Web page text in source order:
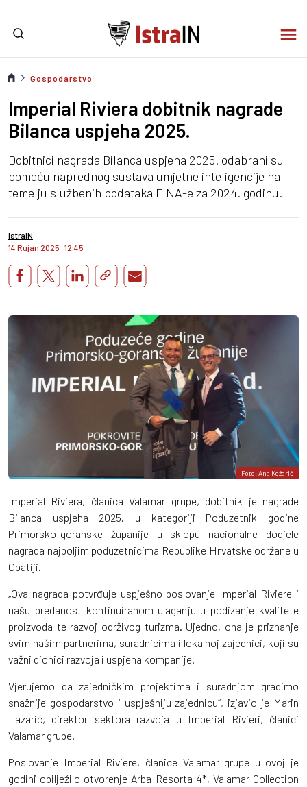
Gospodarstvo
Imperial Riviera dobitnik nagrade
Bilanca uspjeha 2025.
Dobitnici nagrada Bilanca uspjeha 2025. odabrani su
pomoću naprednog sustava umjetne inteligencije na
temelju službenih podataka FINA-e za 2024. godinu.
IstraIN
14 Rujan 2025 I 12:45
Foto: Ana Kožarić
Imperial Riviera, članica Valamar grupe, dobitnik je nagrade
Bilanca uspjeha 2025. u kategoriji Poduzetnik godine
Primorsko-goranske županije u sklopu nacionalne dodjele
nagrada najboljim poduzetnicima Republike Hrvatske održane u
Opatiji.
„Ova nagrada potvrđuje uspješno poslovanje Imperial Riviere i
našu predanost kontinuiranom ulaganju u podizanje kvalitete
proizvoda te razvoj održivog turizma. Ujedno, ona je priznanje
svim našim partnerima, suradnicima i lokalnoj zajednici, koji su
važni dionici razvoja i uspjeha kompanije.
Vjerujemo da zajedničkim projektima i suradnjom gradimo
snažnije gospodarstvo i uspješniju zajednicu“, izjavio je Marin
Lazarić, direktor sektora razvoja u Imperial Rivieri, članici
Valamar grupe.
Poslovanje Imperial Riviere, članice Valamar grupe u ovoj je
godini obilježilo otvorenje Arba Resorta 4*, Valamar Collection